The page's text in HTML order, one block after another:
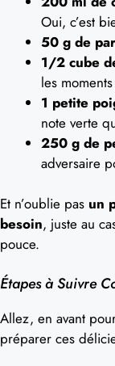
Oui, c’est
50 g de
1/2 cube
les
1 petite
note verte
250 g de
adversaire
Et n’oublie pas un
besoin, juste au
pouce.
Étapes à Suivre
Allez, en avant
préparer ces